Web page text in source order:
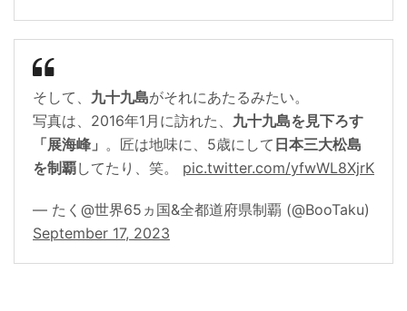
そして、 九十九島がそれにあたるみたい。
写真は、2016年1月に訪れた、 九十九島を見下ろす
「展海峰」 。匠は地味に、5歳にして 日本三大松島
を制覇してたり、笑。 pic.twitter.com/yfwWL8XjrK
— たく@世界65ヵ国&全都道府県制覇 (@BooTaku)
September 17, 2023